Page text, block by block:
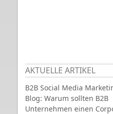
AKTUELLE ARTIKEL
B2B Social Media
Blog: Warum sollten B2B
Unternehmen einen